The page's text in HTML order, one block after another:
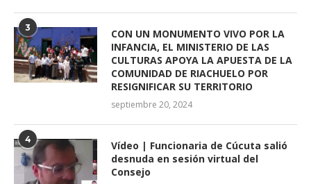
3
CON UN MONUMENTO VIVO POR LA
INFANCIA, EL MINISTERIO DE LAS
CULTURAS APOYA LA APUESTA DE LA
COMUNIDAD DE RIACHUELO POR
RESIGNIFICAR SU TERRITORIO
septiembre 20, 2024
4
Vídeo | Funcionaria de Cúcuta salió
desnuda en sesión virtual del
Consejo